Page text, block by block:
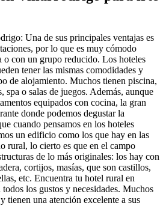
Una de sus principales ventajas es
por lo que es muy cómodo
o con un grupo reducido. Los hoteles
tener las mismas comodidades y
de alojamiento. Muchos tienen piscina,
spa o salas de juegos. Además, aunque
equipados con cocina, la gran
donde podemos degustar la
cuando pensamos en los hoteles
un edificio como los que hay en las
rural, lo cierto es que en el campo
de lo más originales: los hay con
cortijos, masías, que son castillos,
etc. Encuentra tu hotel rural en
los gustos y necesidades. Muchos
tienen una atención excelente a sus